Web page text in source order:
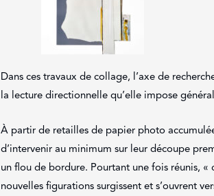
Dans ces travaux de collage, l’axe de
la lecture directionnelle qu’elle impose
À partir de retailles de papier photo
d’intervenir au minimum sur leur découpe
un flou de bordure. Pourtant une fois réunis, «
nouvelles figurations surgissent et s’ouvrent